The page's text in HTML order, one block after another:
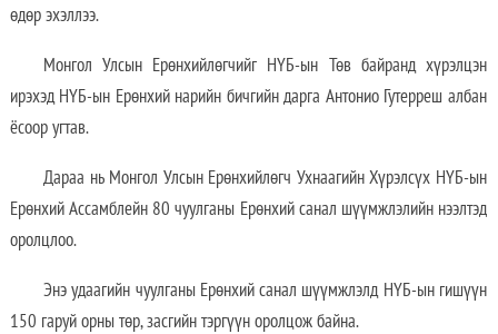
өдөр эхэллээ.
Монгол Улсын Ерөнхийлөгчийг НҮБ-ын Төв байранд хүрэлцэн
ирэхэд НҮБ-ын Ерөнхий нарийн бичгийн дарга Антонио Гутерреш албан
ёсоор угтав.
Дараа нь Монгол Улсын Ерөнхийлөгч Ухнаагийн Хүрэлсүх НҮБ-ын
Ерөнхий Ассамблейн 80 чуулганы Ерөнхий санал шүүмжлэлийн нээлтэд
оролцлоо.
Энэ удаагийн чуулганы Ерөнхий санал шүүмжлэлд НҮБ-ын гишүүн
150 гаруй орны төр, засгийн тэргүүн оролцож байна.